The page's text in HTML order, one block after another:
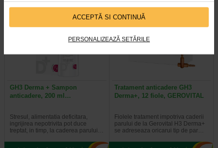
ACCEPTĂ SI CONTINUĂ
PERSONALIZEAZĂ SETĂRILE
60,10 Lei
Preț redus: 36.06 Lei
GH3 Derma + Sampon
anticadere, 200 ml…
Stresul, alimentatia deficitara,
ingrijirea nepotrivita pot duce
treptat, in timp, la caderea parului…
-40% Preț întreg:
Tratament anticadere GH3
Derma+, 12 fiole, GEROVITAL
Fiolele tratament impotriva caderii
parului de la Gerovital H3 Derma+
se adreseaza oricarui tip de par…